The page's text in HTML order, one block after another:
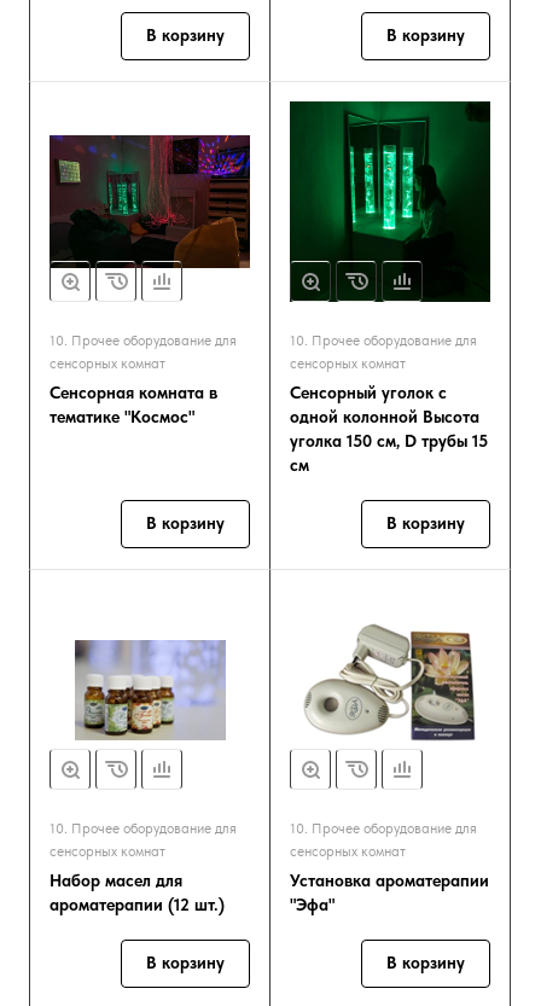
В корзину В корзину
10. Прочее оборудование для
сенсорных комнат
Сенсорная комната в
тематике "Космос"
В корзину
10. Прочее оборудование для
сенсорных комнат
Сенсорный уголок с
одной колонной Высота
уголка 150 см, D трубы 15
см
В корзину
10. Прочее оборудование для
сенсорных комнат
Набор масел для
ароматерапии (12 шт.)
В корзину
10. Прочее оборудование для
сенсорных комнат
Установка ароматерапии
"Эфа"
В корзину